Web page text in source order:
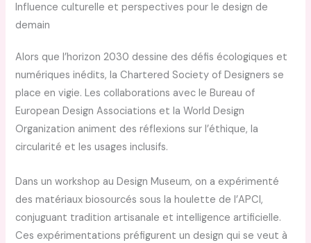
Influence culturelle et perspectives pour le design de
demain
Alors que l’horizon 2030 dessine des défis écologiques et
numériques inédits, la Chartered Society of Designers se
place en vigie. Les collaborations avec le Bureau of
European Design Associations et la World Design
Organization animent des réflexions sur l’éthique, la
circularité et les usages inclusifs.
Dans un workshop au Design Museum, on a expérimenté
des matériaux biosourcés sous la houlette de l’APCI,
conjuguant tradition artisanale et intelligence artificielle.
Ces expérimentations préfigurent un design qui se veut à